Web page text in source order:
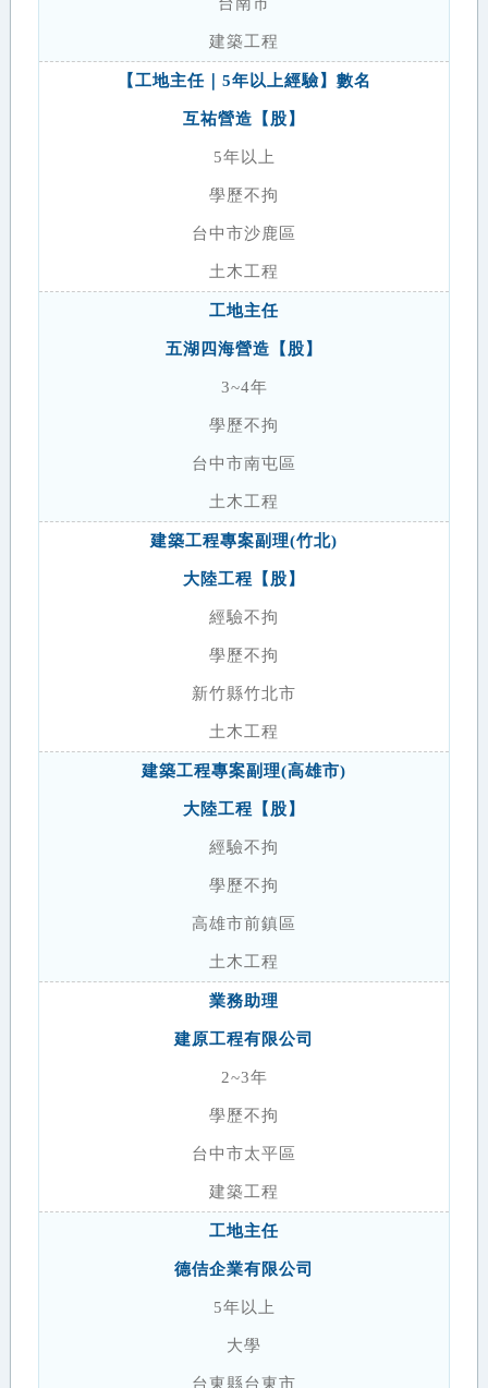
建築工程
【工地主任｜5年以上經驗】數名
互祐營造【股】
5年以上
學歷不拘
台中市沙鹿區
土木工程
工地主任
五湖四海營造【股】
3~4年
學歷不拘
台中市南屯區
土木工程
建築工程專案副理(竹北)
大陸工程【股】
經驗不拘
學歷不拘
新竹縣竹北市
土木工程
建築工程專案副理(高雄市)
大陸工程【股】
經驗不拘
學歷不拘
高雄市前鎮區
土木工程
業務助理
建原工程有限公司
2~3年
學歷不拘
台中市太平區
建築工程
工地主任
德佶企業有限公司
5年以上
大學
台東縣台東市